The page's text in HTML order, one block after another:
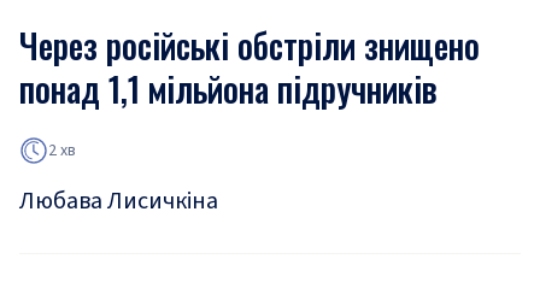
Через російські обстріли знищено
понад 1,1 мільйона підручників
2 хв
Любава Лисичкіна